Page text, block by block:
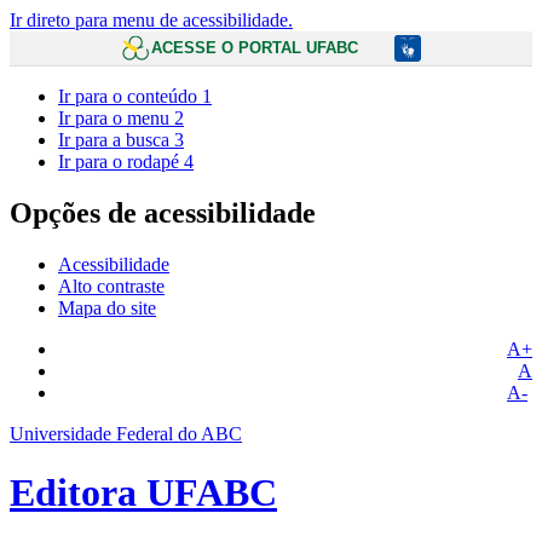
Ir direto para menu de acessibilidade.
ACESSE O PORTAL UFABC
Ir para o conteúdo 1
Ir para o menu 2
Ir para a busca 3
Ir para o rodapé 4
Opções de acessibilidade
Acessibilidade
Alto contraste
Mapa do site
A+
A
A-
Universidade Federal do ABC
Editora UFABC